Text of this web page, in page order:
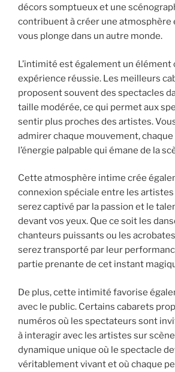
décors somptueux et une
contribuent à créer une atmosphère
vous plonge dans un autre monde.
L’intimité est également un élément
expérience réussie. Les meilleurs
proposent souvent des spectacles
taille modérée, ce qui permet aux
sentir plus proches des artistes.
admirer chaque mouvement,
l’énergie palpable qui émane de la
Cette atmosphère intime crée
connexion spéciale entre les artistes
serez captivé par la passion et le
devant vos yeux. Que ce soit les
chanteurs puissants ou les
serez transporté par leur
partie prenante de cet instant
De plus, cette intimité favorise
avec le public. Certains cabarets
numéros où les spectateurs sont
à interagir avec les artistes sur
dynamique unique où le spectacle
véritablement vivant et où chaque